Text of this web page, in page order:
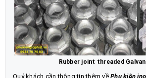
Rubber joint threaded
Quý khách cần thông tin thêm về Phụ kiện